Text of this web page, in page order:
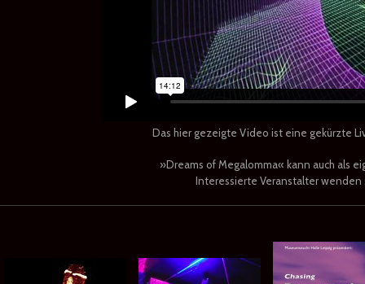
Das hier gezeigte Video ist eine gekürzte
»Dreams of Megalomma« kann auch als
Interessierte Veranstalter